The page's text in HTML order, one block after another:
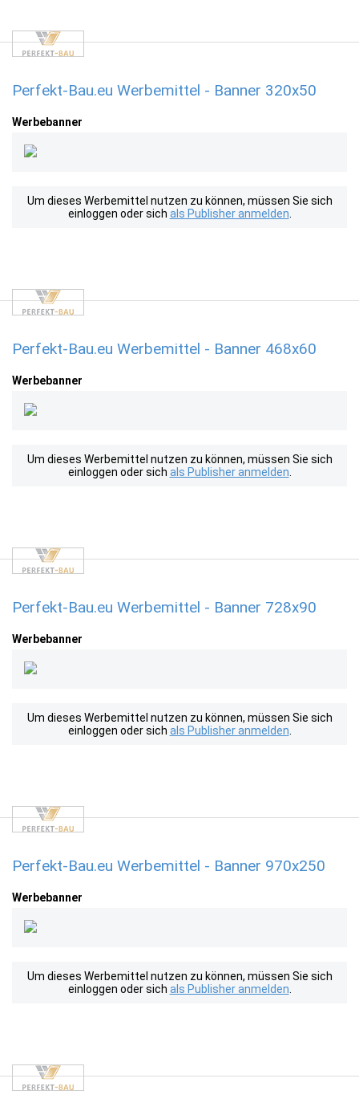
Perfekt-Bau.eu Werbemittel - Banner 320x50
Werbebanner
Um dieses Werbemittel nutzen zu können, müssen Sie sich
einloggen oder sich als Publisher anmelden
Perfekt-Bau.eu Werbemittel - Banner 468x60
Werbebanner
Um dieses Werbemittel nutzen zu können, müssen Sie sich
einloggen oder sich als Publisher anmelden
Perfekt-Bau.eu Werbemittel - Banner 728x90
Werbebanner
Um dieses Werbemittel nutzen zu können, müssen Sie sich
einloggen oder sich als Publisher anmelden
Perfekt-Bau.eu Werbemittel - Banner 970x250
Werbebanner
Um dieses Werbemittel nutzen zu können, müssen Sie sich
einloggen oder sich als Publisher anmelden